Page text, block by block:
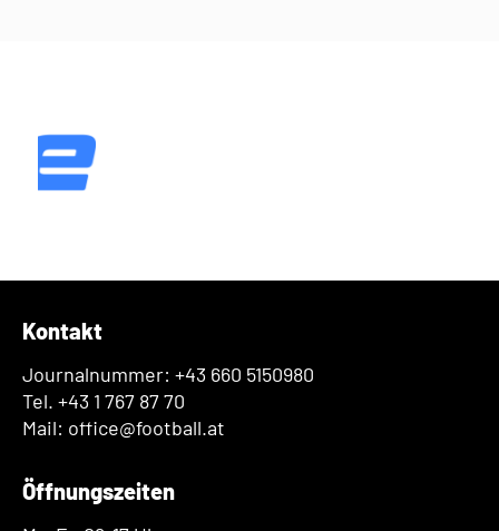
Kontakt
Journalnummer: +43 660 5150980
Tel. +43 1 767 87 70
Mail: office@football.at
Öffnungszeiten